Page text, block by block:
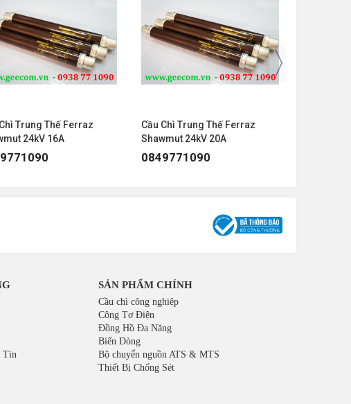
Trung Thế Ferraz
24kV 16A
Cầu Chì Trung Thế Ferraz
Shawmut 24kV 20A
0849771090
Tin
SẢN PHẨM CHÍNH
Cầu chì công nghiệp
Công Tơ Điện
Đồng Hồ Đa Năng
Biến Dòng
Bộ chuyển nguồn ATS & MTS
Thiết Bị Chống Sét